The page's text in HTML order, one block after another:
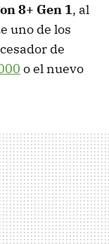
8+ Gen 1, al
uno de los
de
o el nuevo